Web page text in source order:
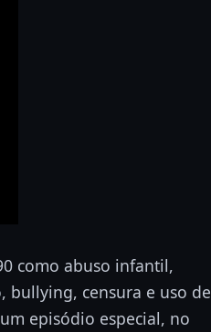
como abuso infantil,
bullying, censura e uso de
episódio especial, no